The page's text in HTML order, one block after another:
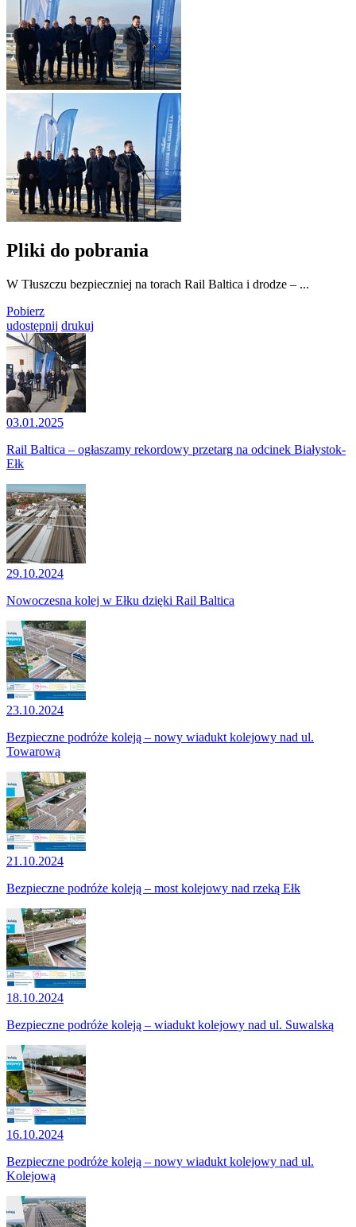
Pliki do pobrania
W Tłuszczu bezpieczniej na torach Rail Baltica i drodze – ...
Pobierz
udostępnij drukuj
03.01.2025
Rail Baltica – ogłaszamy rekordowy przetarg na odcinek Białystok-
Ełk
29.10.2024
Nowoczesna kolej w Ełku dzięki Rail Baltica
23.10.2024
Bezpieczne podróże koleją – nowy wiadukt kolejowy nad ul.
Towarową
21.10.2024
Bezpieczne podróże koleją – most kolejowy nad rzeką Ełk
18.10.2024
Bezpieczne podróże koleją – wiadukt kolejowy nad ul. Suwalską
16.10.2024
Bezpieczne podróże koleją – nowy wiadukt kolejowy nad ul.
Kolejową